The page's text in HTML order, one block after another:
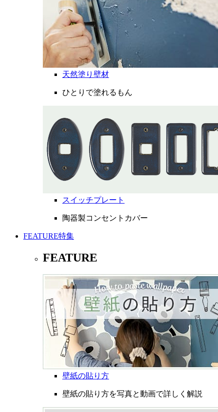
天然塗り壁材
ひとりで塗れるもん
スイッチプレート
陶器製コンセントカバー
FEATURE特集
FEATURE
壁紙の貼り方
壁紙の貼り方を写真と動画で詳しく解説